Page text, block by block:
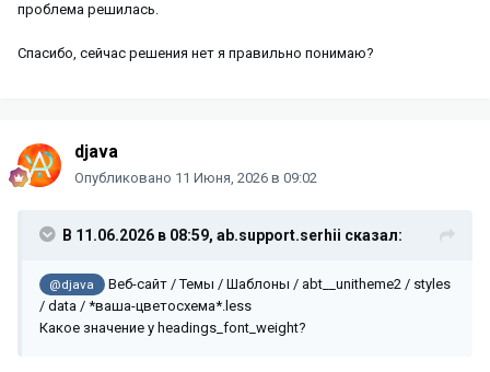
проблема решилась.
Спасибо, сейчас решения нет я правильно понимаю?
djava
Опубликовано 11 Июня, 2026 в 09:02
В 11.06.2026 в 08:59, ab.support.serhii сказал:
@djava
Веб-сайт / Темы / Шаблоны / abt__unitheme2 / styles
/ data / *ваша-цветосхема*.less
Какое значение у headings_font_weight?